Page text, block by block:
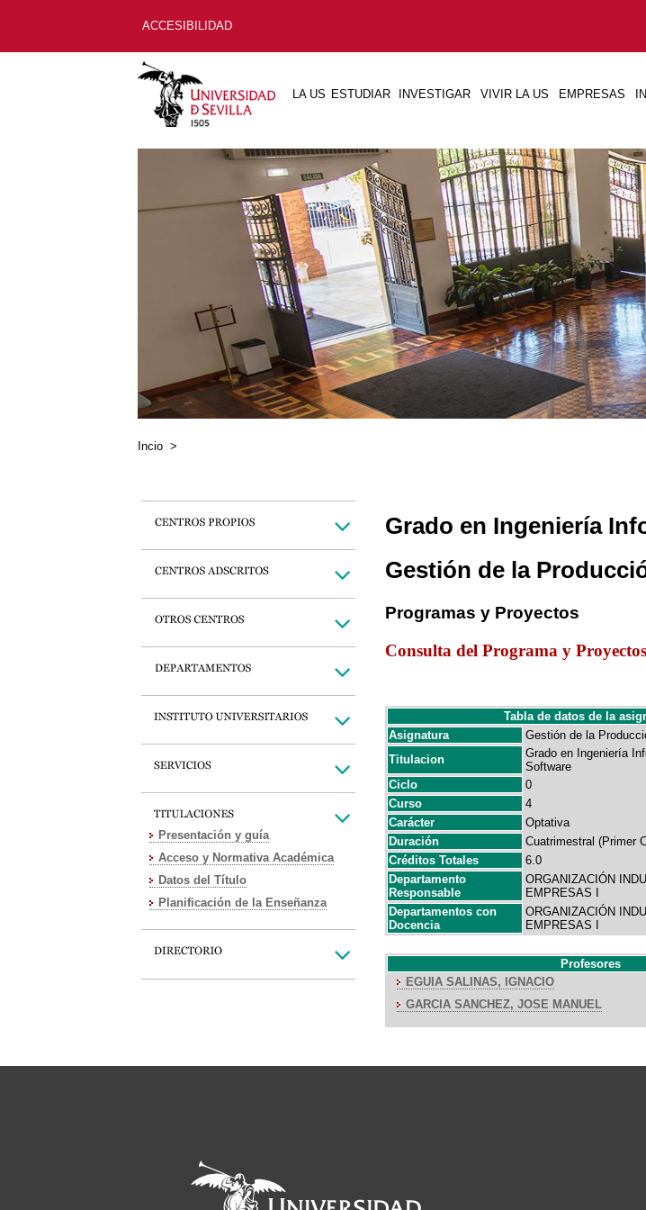
ACCESIBILIDAD
LA US ESTUDIAR INVESTIGAR VIVIR LA US EMPRESAS
Incio >
Presentación y guía
Acceso y Normativa Académica
Datos del Título
Planificación de la Enseñanza
Grado en Ingeniería
Gestión de la
Programas y Proyectos
Consulta del Programa y
Tabla de datos de la
Asignatura
Gestión de la
Titulacion
Grado en Ingeniería
Software
Ciclo
0
Curso
4
Carácter
Optativa
Duración
Cuatrimestral (Primer
Créditos Totales
6.0
Departamento
Responsable
ORGANIZACIÓN
EMPRESAS I
Departamentos con
Docencia
ORGANIZACIÓN
EMPRESAS I
Profesores
EGUIA SALINAS, IGNACIO
GARCIA SANCHEZ, JOSE MANUEL